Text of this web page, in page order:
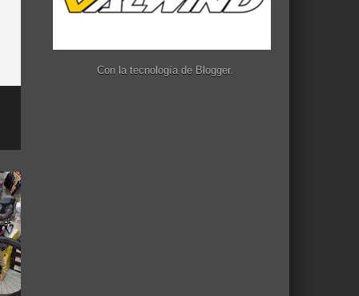
Con la tecnología de Blogger.